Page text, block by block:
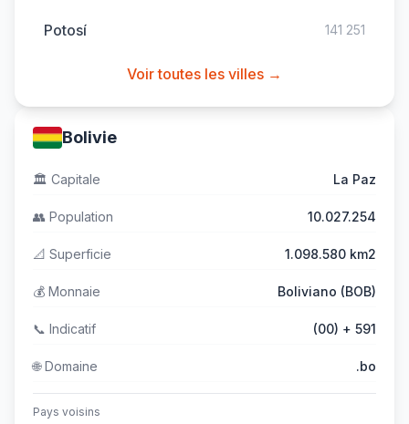
Potosí 141 251
Voir toutes les villes →
Bolivie
🏛️ Capitale La Paz
👥 Population 10.027.254
📐 Superficie 1.098.580 km2
💰 Monnaie Boliviano (BOB)
📞 Indicatif (00) + 591
🌐Domaine .bo
Pays voisins